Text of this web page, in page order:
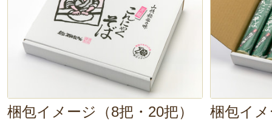
梱包イメージ（8把・20把） 梱包イ